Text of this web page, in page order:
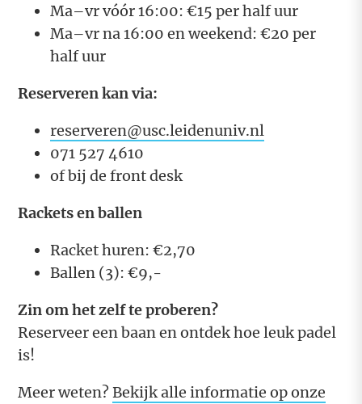
Ma–vr vóór 16:00: €15 per half uur
Ma–vr na 16:00 en weekend: €20 per
half uur
Reserveren kan via:
reserveren@usc.leidenuniv.nl
071 527 4610
of bij de front desk
Rackets en ballen
Racket huren: €2,70
Ballen (3): €9,-
Zin om het zelf te proberen?
Reserveer een baan en ontdek hoe leuk padel
is!
Meer weten?Bekijk alle informatie op onze